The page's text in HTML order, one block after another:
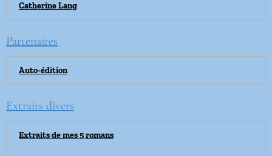
Catherine Lang
Partenaires
Auto-édition
Extraits divers
Extraits de mes 5 romans